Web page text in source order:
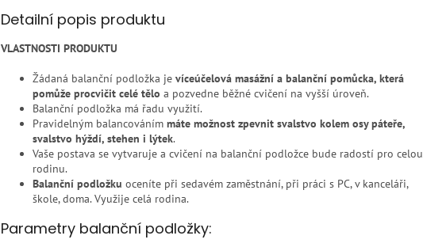
Detailní popis produktu
VLASTNOSTI PRODUKTU
Žádaná balanční podložka je víceúčelová masážní a balanční pomůcka, která
pomůže procvičit celé tělo a pozvedne běžné cvičení na vyšší úroveň.
Balanční podložka má řadu využití.
Pravidelným balancováním máte možnost zpevnit svalstvo kolem osy páteře,
svalstvo hýždí, stehen i lýtek.
Vaše postava se vytvaruje a cvičení na balanční podložce bude radostí pro celou
rodinu.
Balanční podložku oceníte při sedavém zaměstnání, při práci s PC, v kanceláři,
škole, doma. Využije celá rodina.
Parametry balanční podložky: